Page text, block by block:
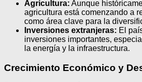
Agricultura: Aunque
agricultura está comenzando a
como área clave para la
Inversiones extranjeras: El
inversiones importantes,
la energía y la infraestructura.
Crecimiento Económico y